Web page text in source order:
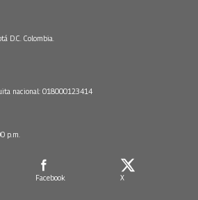
D.C. Colombia.
nacional: 018000123414
p.m.
Facebook X